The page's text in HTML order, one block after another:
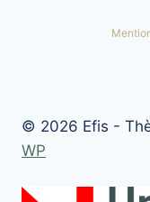
© 2026 Efis -
WP